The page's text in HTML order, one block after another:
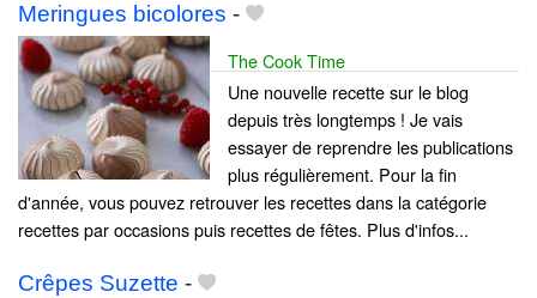
Meringues bicolores -
The Cook Time
Une nouvelle recette sur le blog
depuis très longtemps ! Je vais
essayer de reprendre les publications
plus régulièrement. Pour la fin
d'année, vous pouvez retrouver les recettes dans la catégorie
recettes par occasions puis recettes de fêtes. Plus d'infos...
Crêpes Suzette -